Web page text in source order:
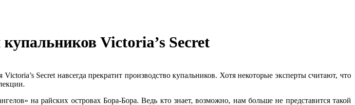
Victoria’s Secret
Secret навсегда прекратит производство купальников. Хотя некоторые эксперты считают, что
на райских островах Бора-Бора. Ведь кто знает, возможно, нам больше не представится такой